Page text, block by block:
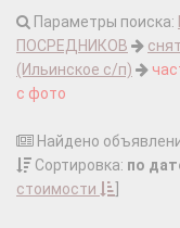
Параметры поиска:
ПОСРЕДНИКОВ
(Ильинское с/п)
с фото
Найдено
Сортировка: по
стоимости